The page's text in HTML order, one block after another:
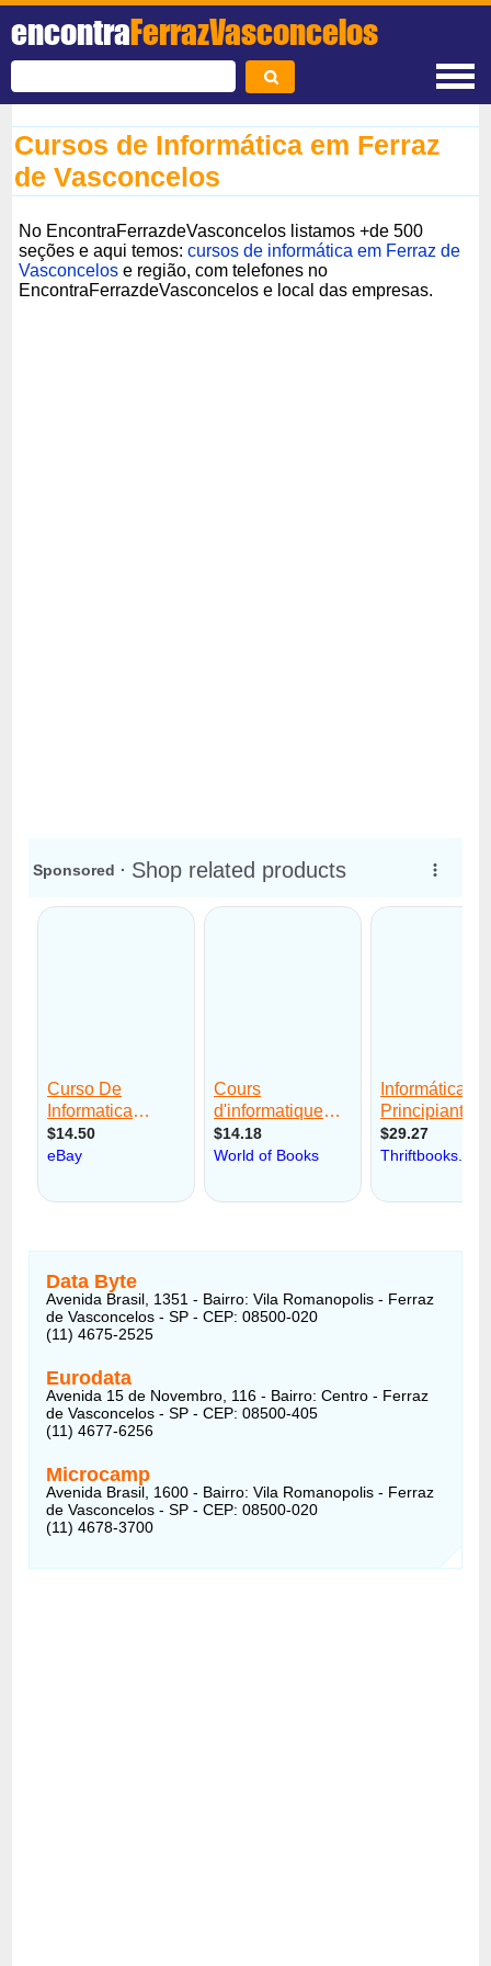
encontraFerrazVasconcelos
Cursos de Informática em Ferraz
de Vasconcelos
No EncontraFerrazdeVasconcelos listamos +de 500
seções e aqui temos:cursos de informática em Ferraz de
Vasconcelose região, com telefones no
EncontraFerrazdeVasconcelos e local das empresas.
Data Byte
Avenida Brasil, 1351 - Bairro: Vila Romanopolis - Ferraz
de Vasconcelos - SP - CEP: 08500-020
(11) 4675-2525
Eurodata
Avenida 15 de Novembro, 116 - Bairro: Centro - Ferraz
de Vasconcelos - SP - CEP: 08500-405
(11) 4677-6256
Microcamp
Avenida Brasil, 1600 - Bairro: Vila Romanopolis - Ferraz
de Vasconcelos - SP - CEP: 08500-020
(11) 4678-3700